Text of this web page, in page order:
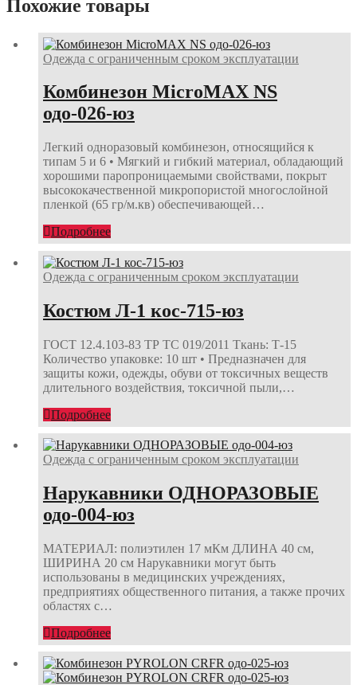
Похожие товары
Одежда с ограниченным сроком эксплуатации
Комбинезон MicroMAX NS
одо-026-юз
Легкий одноразовый комбинезон, относящийся к
типам 5 и 6 • Mягкий и гибкий материал, обладающий
хорошими паропроницаемыми свойствами, покрыт
высококачественной микропористой многослойной
пленкой (65 гр/м.кв) обеспечивающей…
Подробнее
Одежда с ограниченным сроком эксплуатации
Костюм Л-1 кос-715-юз
ГОСТ 12.4.103-83 ТР ТС 019/2011 Ткань: Т-15
Количество упаковке: 10 шт • Предназначен для
защиты кожи, одежды, обуви от токсичных веществ
длительного воздействия, токсичной пыли,…
Подробнее
Одежда с ограниченным сроком эксплуатации
Нарукавники ОДНОРАЗОВЫЕ
одо-004-юз
МАТЕРИАЛ: полиэтилен 17 мКм ДЛИНА 40 см,
ШИРИНА 20 см Нарукавники могут быть
использованы в медицинских учреждениях,
предприятиях общественного питания, а также прочих
областях с…
Подробнее